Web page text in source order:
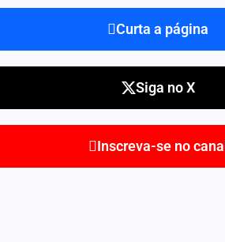
Curta a página
Siga no X
Inscreva-se no canal